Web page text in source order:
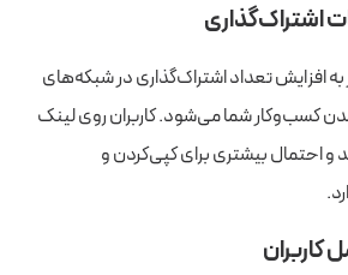
افزایش تعداد اشتراک‌گذاری در شبکه‌های
کسب‌وکار شما می‌شود. کاربران روی لینک
و احتمال بیشتری برای کپی‌کردن و